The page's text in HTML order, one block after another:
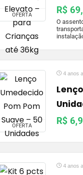
OFERTA R$
O
OFERTA
4 anos
R$
4 anos